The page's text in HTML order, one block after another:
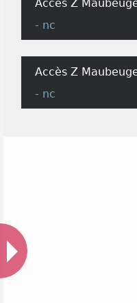
Accès Z
- nc
Accès Z
- nc